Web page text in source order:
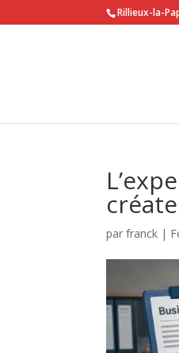
Rillieux-la-
parfranck |